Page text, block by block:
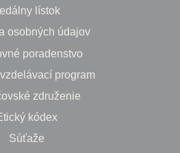
lístok
osobných údajov
poradenstvo
program
združenie
kódex
Súťaže